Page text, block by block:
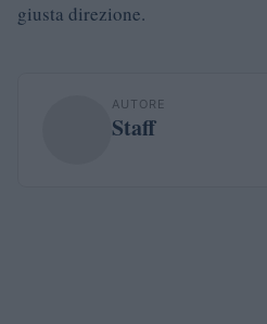
giusta direzione.
AUTORE
Staff